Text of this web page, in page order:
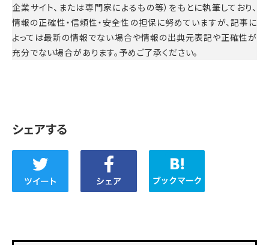
企業サイト、または専門家によるもの等）をもとに執筆しており、
情報の正確性・信頼性・安全性の担保に努めていますが、記事に
よっては最新の情報でない場合や情報の出典元表記や正確性が
充分でない場合があります。予めご了承ください。
シェアする